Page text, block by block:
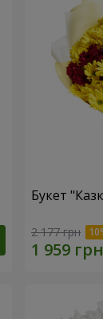
Букет
2 177 грн